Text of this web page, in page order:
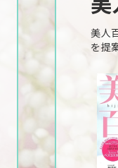
美人
を提